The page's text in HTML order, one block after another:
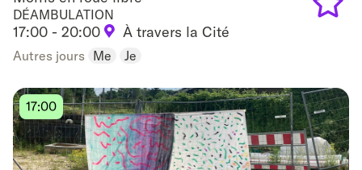
DÉAMBULATION
17:00 - 20:00 À travers la Cité
Autres jours Me Je
17:00